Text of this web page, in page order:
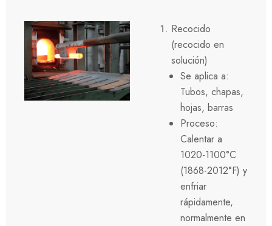
Recocido
(recocido en
solución)
Se aplica a:
Tubos, chapas,
hojas, barras
Proceso:
Calentar a
1020-1100°C
(1868-2012°F) y
enfriar
rápidamente,
normalmente en